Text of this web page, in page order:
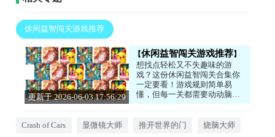
休闲益智闯关游戏推荐
更新于 2026-06-03 17:56:29
休闲益智闯关游戏推荐
想找点轻松又不失趣味的游
戏？这份休闲益智闯关合集你
一定要看！游戏规则简单易
懂，但每一关都需要动动脑筋
才能顺利通过。画风清新可
在忙碌间隙放松心情。无论是
Crash of Cars 显微镜大师 推开世界的门 烧脑大师